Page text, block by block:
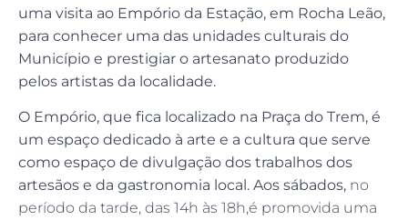
uma visita ao Empório da Estação, em Rocha Leão,
para conhecer uma das unidades culturais do
Município e prestigiar o artesanato produzido
pelos artistas da localidade.
O Empório, que fica localizado na Praça do Trem, é
um espaço dedicado à arte e a cultura que serve
como espaço de divulgação dos trabalhos dos
artesãos e da gastronomia local. Aos sábados, no
período da tarde, das 14h às 18h,é promovida uma